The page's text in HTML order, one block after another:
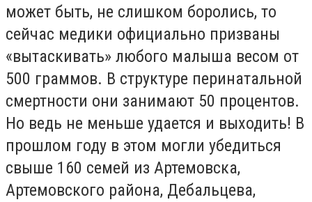
может быть, не слишком боролись, то
сейчас медики официально призваны
«вытаскивать» любого малыша весом от
500 граммов. В структуре перинатальной
смертности они занимают 50 процентов.
Но ведь не меньше удается и выходить! В
прошлом году в этом могли убедиться
свыше 160 семей из Артемовска,
Артемовского района, Дебальцева,